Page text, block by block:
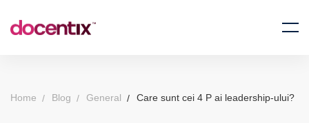
Home Blog General Care sunt cei 4 P ai leadership-ului?